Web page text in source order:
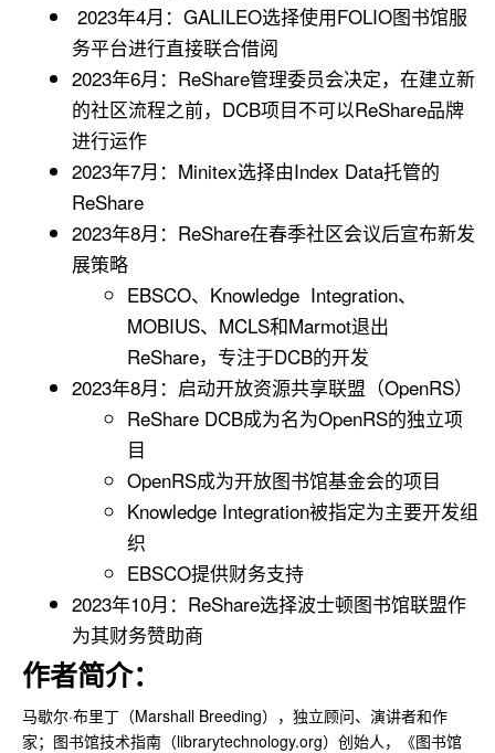
2023年4月：GALILEO选择使用FOLIO图书馆服
务平台进行直接联合借阅
2023年6月：ReShare管理委员会决定，在建立新
的社区流程之前，DCB项目不可以ReShare品牌
进行运作
2023年7月：Minitex选择由Index Data托管的
ReShare
2023年8月：ReShare在春季社区会议后宣布新发
展策略
EBSCO、Knowledge Integration、
MOBIUS、MCLS和Marmot退出
ReShare，专注于DCB的开发
2023年8月：启动开放资源共享联盟（OpenRS）
ReShare DCB成为名为OpenRS的独立项
目
OpenRS成为开放图书馆基金会的项目
Knowledge Integration被指定为主要开发组
织
EBSCO提供财务支持
2023年10月：ReShare选择波士顿图书馆联盟作
为其财务赞助商
作者简介：
马歇尔·布里丁（Marshall Breeding），独立顾问、演讲者和作
家；图书馆技术指南（librarytechnology.org）创始人，《图书馆